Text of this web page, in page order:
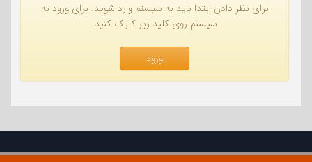
برای نظر دادن ابتدا باید به سیستم وارد شوید. برای ورود به
سیستم روی کلید زیر کلیک کنید.
ورود